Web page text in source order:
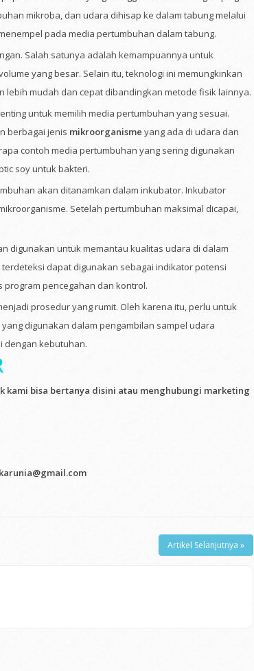
mikroba, dan udara dihisap ke dalam tabung melalui
pada media pertumbuhan dalam tabung.
Salah satunya adalah kemampuannya untuk
yang besar. Selain itu, teknologi ini memungkinkan
lebih mudah dan cepat dibandingkan metode fisik lainnya.
untuk memilih media pertumbuhan yang sesuai.
berbagai jenis mikroorganisme yang ada di udara dan
contoh media pertumbuhan yang sering digunakan
soy untuk bakteri.
akan ditanamkan dalam inkubator. Inkubator
Setelah pertumbuhan maksimal dicapai,
digunakan untuk memantau kualitas udara di dalam
dapat digunakan sebagai indikator potensi
pencegahan dan kontrol.
prosedur yang rumit. Oleh karena itu, perlu untuk
digunakan dalam pengambilan sampel udara
dengan kebutuhan.
kami bisa bertanya disini atau menghubungi marketing
Artikel Selanjutnya »